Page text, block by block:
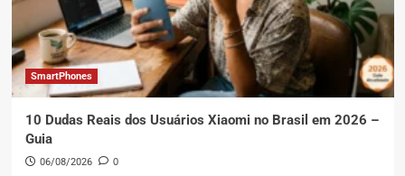
SmartPhones
10 Dudas Reais dos Usuários Xiaomi no Brasil em 2026 –
Guia
06/08/2026 0